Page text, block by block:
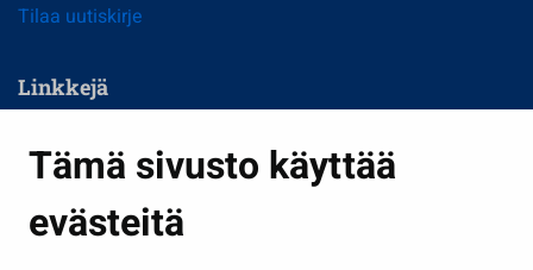
Tämä sivusto käyttää
evästeitä
Tilaa uutiskirje
Linkkejä
Kasvatus ja opetus
Kulttuuri ja liikunta